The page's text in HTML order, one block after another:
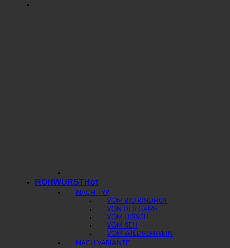
ROHWURST
NACH TYP
VOM BIO RIND
VON DER GAMS
VOM HIRSCH
VOM REH
VOM WILDSCHWEIN
NACH VARIANTE